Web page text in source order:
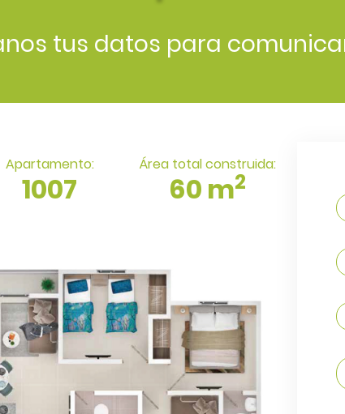
tus datos para
Apartamento:
1007
Área total construida:
60 m2